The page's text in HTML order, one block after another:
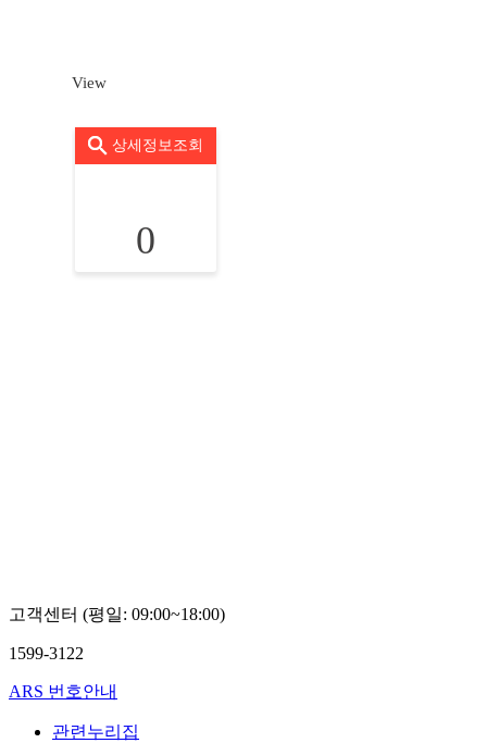
View
상세정보조회
0
고객센터 (평일: 09:00~18:00)
1599-3122
ARS 번호안내
관련누리집